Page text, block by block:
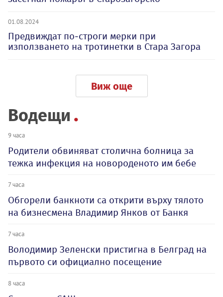
01.08.2024
Предвиждат по-строги мерки при
използването на тротинетки в Стара Загора
Виж още
Водещи
9 часа
Родители обвиняват столична болница за
тежка инфекция на новороденото им бебе
7 часа
Обгорели банкноти са открити върху тялото
на бизнесмена Владимир Янков от Банкя
7 часа
Володимир Зеленски пристигна в Белград на
първото си официално посещение
8 часа